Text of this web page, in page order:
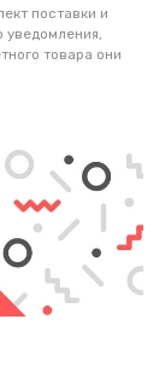
поставки и
уведомления,
товара они